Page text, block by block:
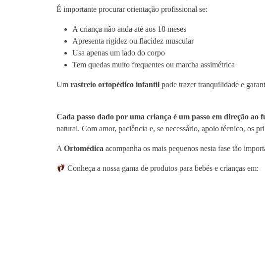
É importante procurar orientação profissional se:
A criança não anda até aos 18 meses
Apresenta rigidez ou flacidez muscular
Usa apenas um lado do corpo
Tem quedas muito frequentes ou marcha assimétrica
Um rastreio ortopédico infantil pode trazer tranquilidade e
Cada passo dado por uma criança é um passo em direção ao
natural. Com amor, paciência e, se necessário, apoio técnico, os
A Ortomédica acompanha os mais pequenos nesta fase tão
Conheça a nossa gama de produtos para bebés e crianças em: